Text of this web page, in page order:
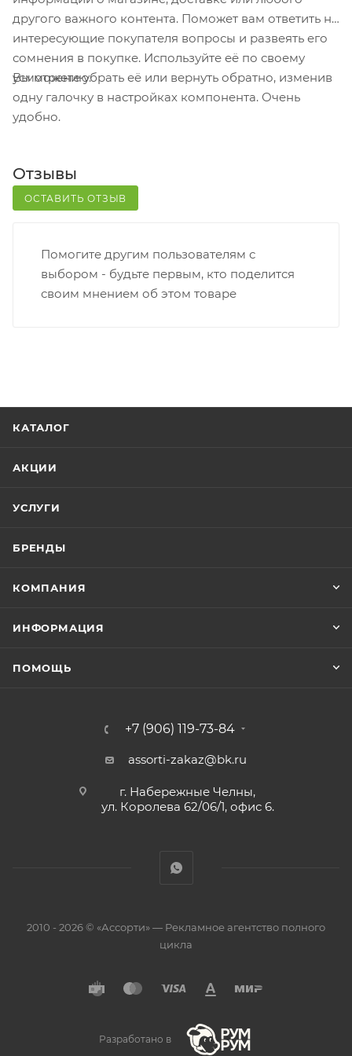
кассовой зоне и назовите номер.
Постамат. Когда заказ поступит на точку, на ваш
телефон или e-mail придет уникальный код.
Заказ нужно оплатить в терминале постамата.
Срок хранения — 3 дня.
Почтовая доставка через почту России. Когда
оценить состояние коробки: вес, целостность.
Вскрывать коробку самостоятельно вы можете
не должна превышать 100 000 р.
другого важного контента. Поможет вам ответить на
интересующие покупателя вопросы и развеять его
сомнения в покупке. Используйте её по своему
усмотрению.
Вы можете убрать её или вернуть обратно, изменив
одну галочку в настройках компонента. Очень
удобно.
Отзывы
ОСТАВИТЬ ОТЗЫВ
Помогите другим пользователям с
выбором - будьте первым, кто поделится
своим мнением об этом товаре
КАТАЛОГ
АКЦИИ
УСЛУГИ
БРЕНДЫ
КОМПАНИЯ
ИНФОРМАЦИЯ
ПОМОЩЬ
+7 (906) 119-73-84
assorti-zakaz@bk.ru
г. Набережные Челны,
ул. Королева 62/06/1, офис 6.
2010 - 2026 © «Ассорти» — Рекламное агентство полного
цикла
Разработано в